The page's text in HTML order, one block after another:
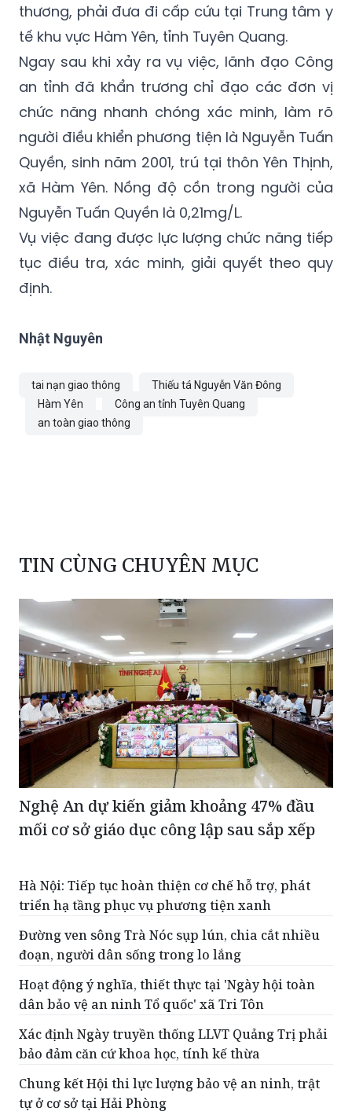
Ngay sau khi xảy ra vụ việc, lãnh đạo Công
an tỉnh đã khẩn trương chỉ đạo các đơn vị
chức năng nhanh chóng xác minh, làm rõ
người điều khiển phương tiện là Nguyễn Tuấn
Quyền, sinh năm 2001, trú tại thôn Yên Thịnh,
xã Hàm Yên. Nồng độ cồn trong người của
Nguyễn Tuấn Quyền là 0,21mg/L.
Vụ việc đang được lực lượng chức năng tiếp
tục điều tra, xác minh, giải quyết theo quy
định.
Nhật Nguyên
tai nạn giao thông
an toàn giao thông
Nghệ An dự kiến giảm khoảng 47% đầu
mối cơ sở giáo dục công lập sau sắp xếp
Hà Nội: Tiếp tục hoàn thiện cơ chế hỗ trợ, phát
Đường ven sông Trà Nóc sụp lún, chia cắt nhiều
đoạn, người dân sống trong lo lắng
Hoạt động ý nghĩa, thiết thực tại 'Ngày hội toàn
dân bảo vệ an ninh Tổ quốc' xã Tri Tôn
Xác định Ngày truyền thống LLVT Quảng Trị phải
bảo đảm căn cứ khoa học, tính kế thừa
Chung kết Hội thi lực lượng bảo vệ an ninh, trật
tự ở cơ sở tại Hải Phòng
ĐỌC THÊM